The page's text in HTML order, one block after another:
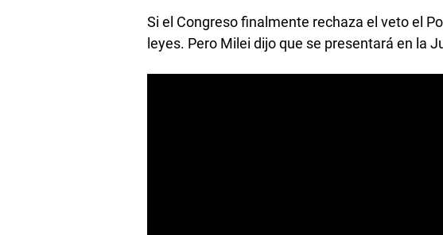
Si el Congreso finalmente rechaza el veto el
leyes. Pero Milei dijo que se presentará en la